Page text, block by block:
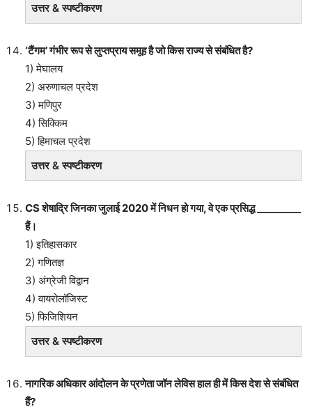
उत्तर & स्पष्टीकरण
‘टैंगम’ गंभीर रूप से लुप्तप्राय समूह है जो किस राज्य से संबंधित है?
1) मेघालय
2) अरुणाचल प्रदेश
3) मणिपुर
4) सिक्किम
5) हिमाचल प्रदेश
उत्तर & स्पष्टीकरण
CS शेषाद्रि जिनका जुलाई 2020 में निधन हो गया, वे एक प्रसिद्ध _________
हैं।
1) इतिहासकार
2) गणितज्ञ
3) अंग्रेजी विद्वान
4) वायरोलॉजिस्ट
5) फिजिशियन
उत्तर & स्पष्टीकरण
नागरिक अधिकार आंदोलन के प्रणेता जॉन लेविस हाल ही में किस देश से संबंधित
हैं?